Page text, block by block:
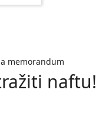
memorandum
naftu!